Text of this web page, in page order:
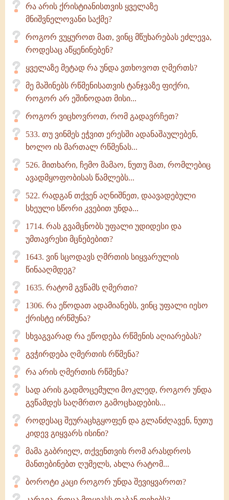
რა არის ქრისტიანისთვის ყველაზე
მნიშვნელოვანი საქმე?
როგორ ვუყუროთ მათ, ვინც მწუხარებას ეძლევა,
როდესაც აწყენინებენ?
ყველაზე მეტად რა უნდა ვთხოვოთ ღმერთს?
მე მაშინებს რწმენისათვის ტანჯვაზე ფიქრი,
როგორ არ ეშინოდათ მისი...
როგორ ვიცხოვროთ, რომ გადავრჩეთ?
533. თუ ვინმეს ეჭვით ერესში ადანაშაულებენ,
ხოლო ის მართალ რწმენას...
526. მითხარი, ჩემო მამაო, ნუთუ მათ, რომლებიც
ავადმყოფობისას წამლებს...
522. რადგან თქვენ აღნიშნეთ, დაავადებული
სხეული სწორი კვებით უნდა...
1714. რას გვამცნობს უფალი უდიდესი და
უმთავრესი მცნებებით?
1643. ვინ სცოდავს ღმრთის სიყვარულის
წინააღმდეგ?
1635. რატომ გვწამს ღმერთი?
1306. რა ეწოდათ ადამიანებს, ვინც უფალი იესო
ქრისტე ირწმუნა?
სხვაგვარად რა ეწოდება რწმენის აღიარებას?
გვჭირდება ღმერთის რწმენა?
რა არის ღმერთის რწმენა?
სად არის გადმოცემული მოკლედ, როგორ უნდა
გვწამდეს საღმრთო გამოცხადების...
როდესაც შეურაცხგყოფენ და გლანძღავენ, ნუთუ
კიდევ გიყვარს ისინი?
მამა გაბრიელ, თქვენთვის რომ არასდროს
მანთებინებთ ღუმელს, ახლა რატომ...
ბოროტი კაცი როგორ უნდა შევიყვაროთ?